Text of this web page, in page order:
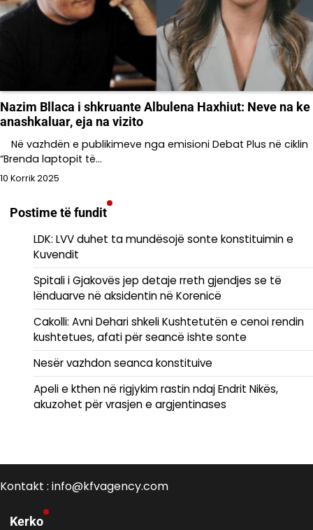
Nazim Bllaca i shkruante Albulena Haxhiut: Neve na ke
anashkaluar, eja na vizito
Në vazhdën e publikimeve nga emisioni Debat Plus në ciklin
“Brenda laptopit të…
10 Korrik 2025
Postime të fundit
LDK: LVV duhet ta mundësojë sonte konstituimin e
Kuvendit
Spitali i Gjakovës jep detaje rreth gjendjes se të
lënduarve në aksidentin në Korenicë
Cakolli: Avni Dehari shkeli Kushtetutën e cenoi rendin
kushtetues, afati për seancë ishte sonte
Nesër vazhdon seanca konstituive
Apeli e kthen në rigjykim rastin ndaj Endrit Nikës,
akuzohet për vrasjen e argjentinases
Kontakt : info@kfvagency.com
Kerko